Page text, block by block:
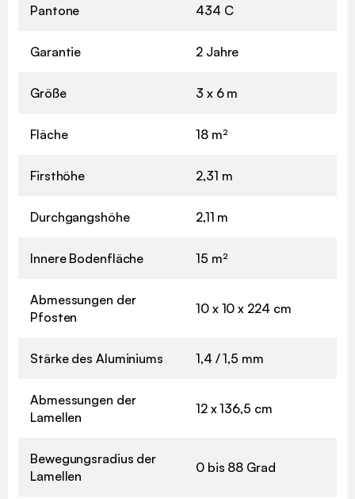
Pantone 434 C
Garantie 2 Jahre
Größe 3 x 6 m
Fläche 18 m²
Firsthöhe 2,31 m
Durchgangshöhe 2,11 m
Innere Bodenfläche 15 m²
Abmessungen der
Pfosten
10 x 10 x 224 cm
Stärke des Aluminiums 1,4 / 1,5 mm
Abmessungen der
Lamellen
12 x 136,5 cm
Bewegungsradius der
Lamellen
0 bis 88 Grad